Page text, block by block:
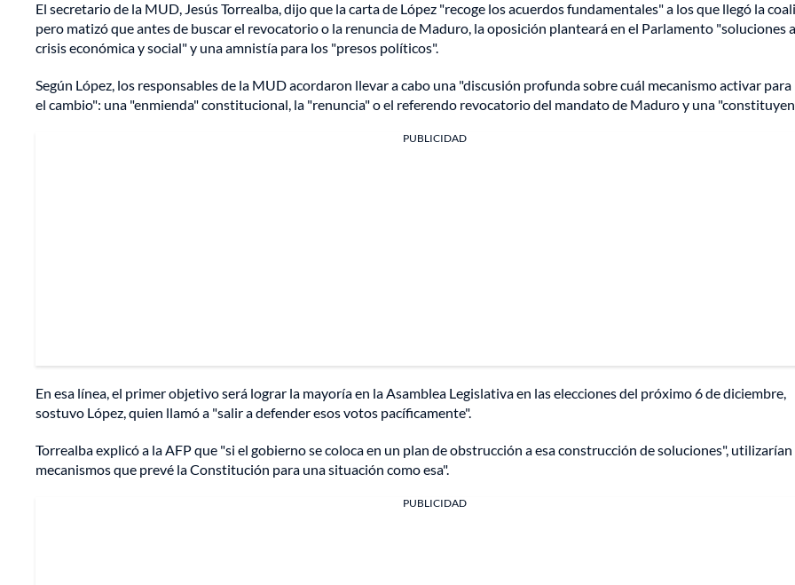
El secretario de la MUD, Jesús Torrealba, dijo que la carta de López "recoge los acuerdos fundamentales" a los que llegó la
pero matizó que antes de buscar el revocatorio o la renuncia de Maduro, la oposición planteará en el Parlamento "soluciones
crisis económica y social" y una amnistía para los "presos políticos".
Según López, los responsables de la MUD acordaron llevar a cabo una "discusión profunda sobre cuál mecanismo activar
el cambio": una "enmienda" constitucional, la "renuncia" o el referendo revocatorio del mandato de Maduro y una
PUBLICIDAD
En esa línea, el primer objetivo será lograr la mayoría en la Asamblea Legislativa en las elecciones del próximo 6 de diciembre,
sostuvo López, quien llamó a "salir a defender esos votos pacíficamente".
Torrealba explicó a la AFP que "si el gobierno se coloca en un plan de obstrucción a esa construcción de soluciones",
mecanismos que prevé la Constitución para una situación como esa".
PUBLICIDAD